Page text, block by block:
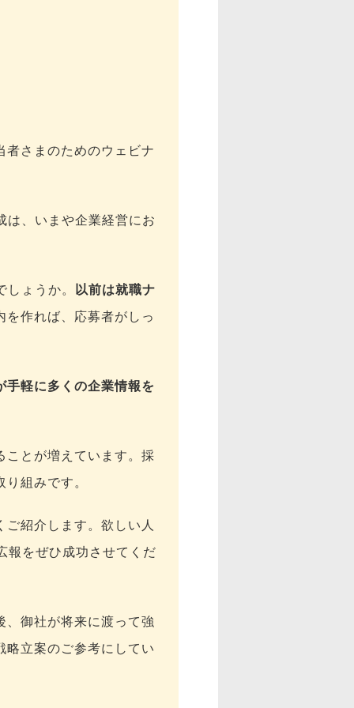
者さまのためのウェビナ
は、いまや企業経営にお
ょうか。 以前は就職ナ
作れば、応募者がしっ
手軽に多くの企業情報を
ことが増えています。採
組みです。
ご紹介します。欲しい人
報をぜひ成功させてくだ
御社が将来に渡って強
立案のご参考にしてい